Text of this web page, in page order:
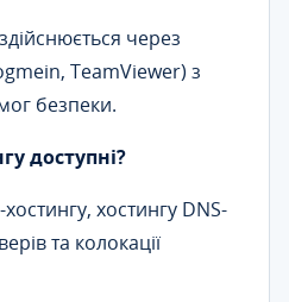
через
TeamViewer) з
безпеки.
доступні?
хостингу DNS-
та колокації